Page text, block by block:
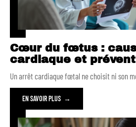
Cœur du fœtus :
cardiaque et
Un arrêt cardiaque fœtal ne choisit ni son
EN SAVOIR PLUS